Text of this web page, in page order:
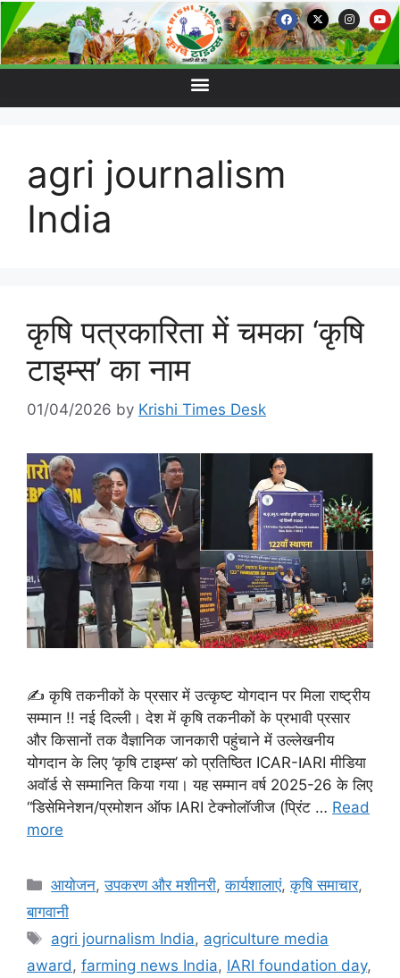
agri journalism
India
कृषि पत्रकारिता में चमका ‘कृषि
टाइम्स’ का नाम
01/04/2026 by Krishi Times Desk
✍️ कृषि तकनीकों के प्रसार में उत्कृष्ट योगदान पर मिला राष्ट्रीय
सम्मान !! नई दिल्ली। देश में कृषि तकनीकों के प्रभावी प्रसार
और किसानों तक वैज्ञानिक जानकारी पहुंचाने में उल्लेखनीय
योगदान के लिए ‘कृषि टाइम्स’ को प्रतिष्ठित ICAR-IARI मीडिया
अवॉर्ड से सम्मानित किया गया। यह सम्मान वर्ष 2025-26 के लिए
“डिसेमिनेशन/प्रमोशन ऑफ IARI टेक्नोलॉजीज (प्रिंट … Read
more
आयोजन,उपकरण और मशीनरी,कार्यशालाएं,कृषि समाचार,
बागवानी
agri journalism India, agriculture media
award , farming news India, IARI foundation day,